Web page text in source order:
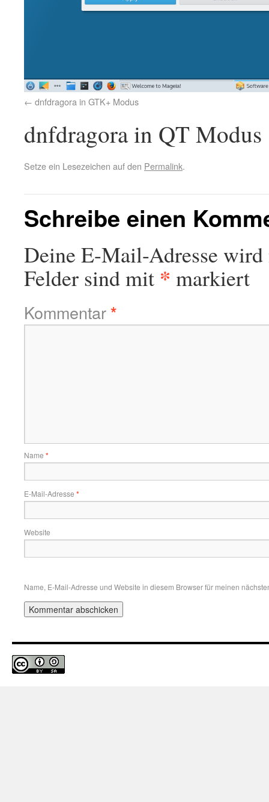
dnfdragora in GTK+ Modus
dnfdragora in QT Modus
Setze ein Lesezeichen auf den Permalink.
Schreibe einen
Deine E-Mail-Adresse
Felder sind mit * markiert
Kommentar*
Name *
E-Mail-Adresse *
Website
Name, E-Mail-Adresse und Website in diesem Browser für meinen